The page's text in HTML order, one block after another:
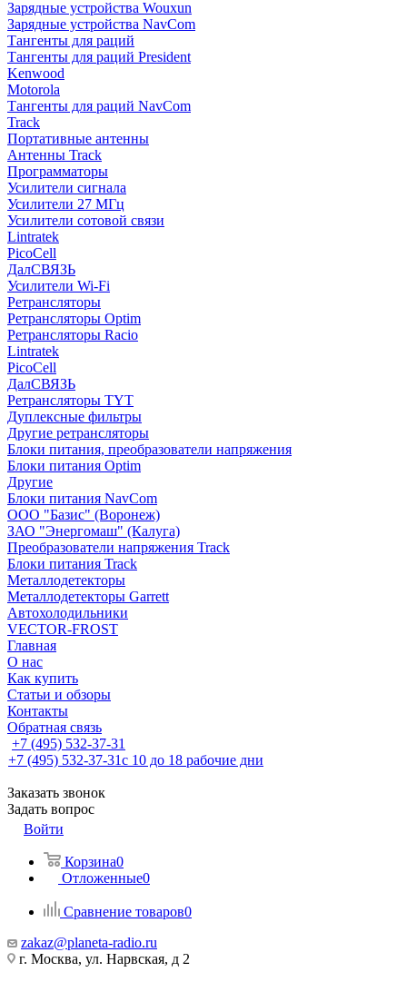
Зарядные устройства Wouxun
Зарядные устройства NavCom
Тангенты для раций
Тангенты для раций President
Kenwood
Motorola
Тангенты для раций NavCom
Track
Портативные антенны
Антенны Track
Программаторы
Усилители сигнала
Усилители 27 МГц
Усилители сотовой связи
Lintratek
PicoCell
ДалСВЯЗЬ
Усилители Wi-Fi
Ретрансляторы
Ретрансляторы Optim
Ретрансляторы Racio
Lintratek
PicoCell
ДалСВЯЗЬ
Ретрансляторы TYT
Дуплексные фильтры
Другие ретрансляторы
Блоки питания, преобразователи напряжения
Блоки питания Optim
Другие
Блоки питания NavCom
ООО "Базис" (Воронеж)
ЗАО "Энергомаш" (Калуга)
Преобразователи напряжения Track
Блоки питания Track
Металлодетекторы
Металлодетекторы Garrett
Автохолодильники
VECTOR-FROST
Главная
О нас
Как купить
Статьи и обзоры
Контакты
Обратная связь
+7 (495) 532-37-31
+7 (495) 532-37-31с 10 до 18 рабочие дни
Заказать звонок
Задать вопрос
Войти
Корзина0
Отложенные0
Сравнение товаров0
zakaz@planeta-radio.ru
г. Москва, ул. Нарвская, д 2